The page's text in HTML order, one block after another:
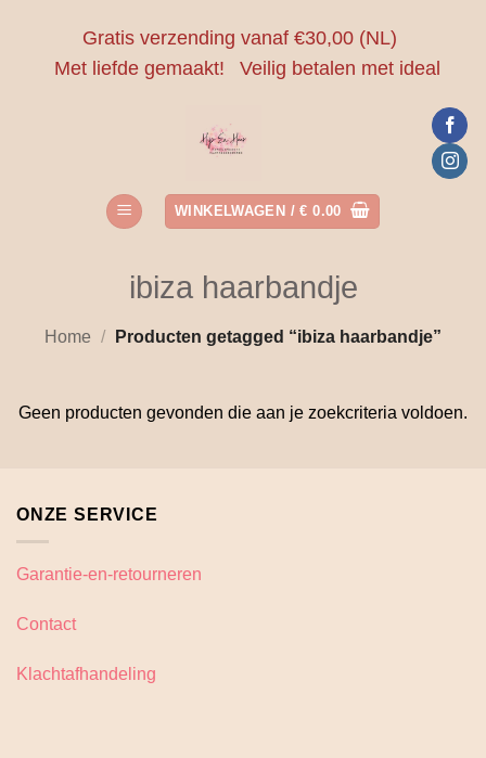
Gratis verzending vanaf €30,00 (NL)
Met liefde gemaakt!
Veilig betalen met ideal
WINKELWAGEN /€ 0.00
ibiza haarbandje
Home / Producten getagged “ibiza haarbandje”
Geen producten gevonden die aan je zoekcriteria voldoen.
ONZE SERVICE
Garantie-en-retourneren
Contact
Klachtafhandeling